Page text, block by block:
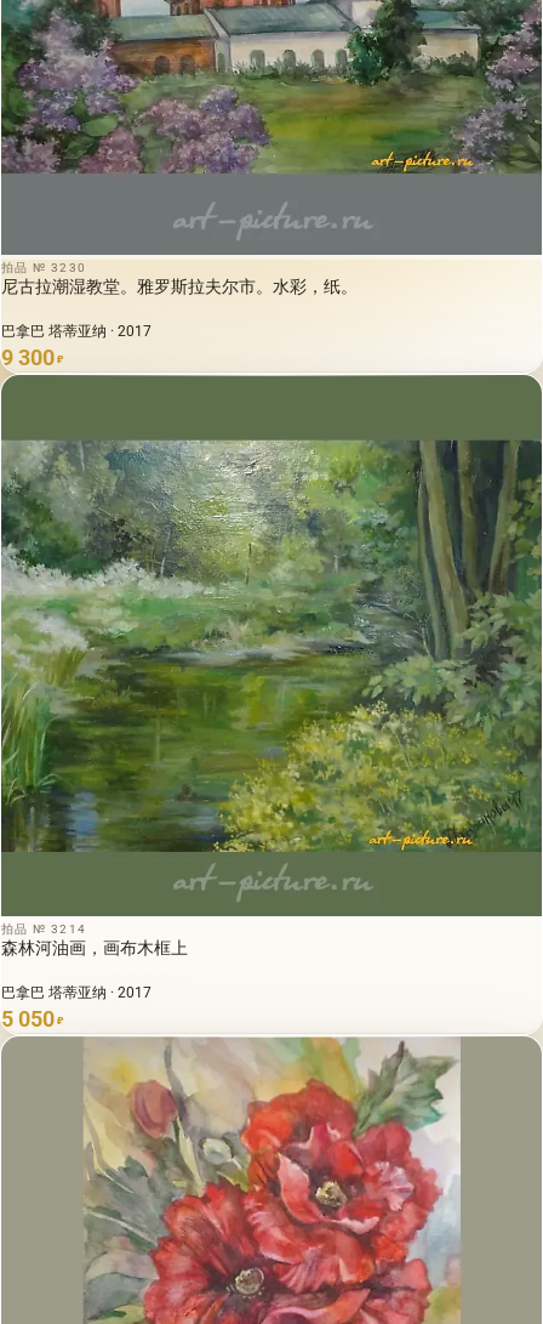
拍品 № 3230
尼古拉潮湿教堂。雅罗斯拉夫尔市。水彩，纸。
巴拿巴 塔蒂亚纳 · 2017
9 300 ₽
拍品 № 3214
森林河油画，画布木框上
巴拿巴 塔蒂亚纳 · 2017
5 050 ₽